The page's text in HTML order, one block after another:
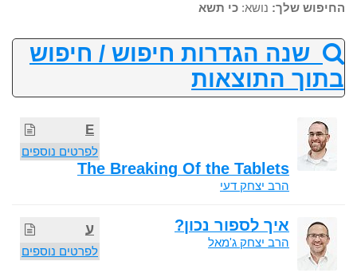
החיפוש שלך: נושא: כי תשא
שנה הגדרות חיפוש / חיפוש
בתוך התוצאות
E
לפרטים נוספים
The Breaking Of the Tablets
הרב יצחק דעי
ע
לפרטים נוספים
איך לספור נכון?
הרב יצחק ג'מאל